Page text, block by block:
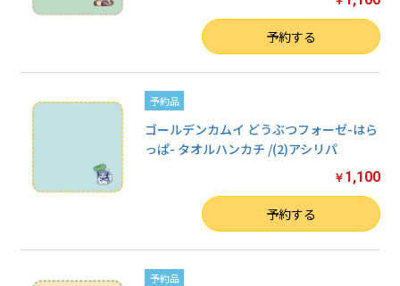
予約する
予約品
ゴールデンカムイ どうぶつフォーゼ-はら
っぱ- タオルハンカチ /(2)アシリパ
￥ 1,100
予約する
予約品